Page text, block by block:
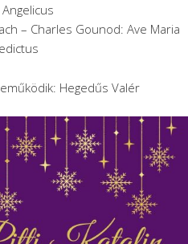
– Charles Gounod: Ave Maria
Hegedűs Valér